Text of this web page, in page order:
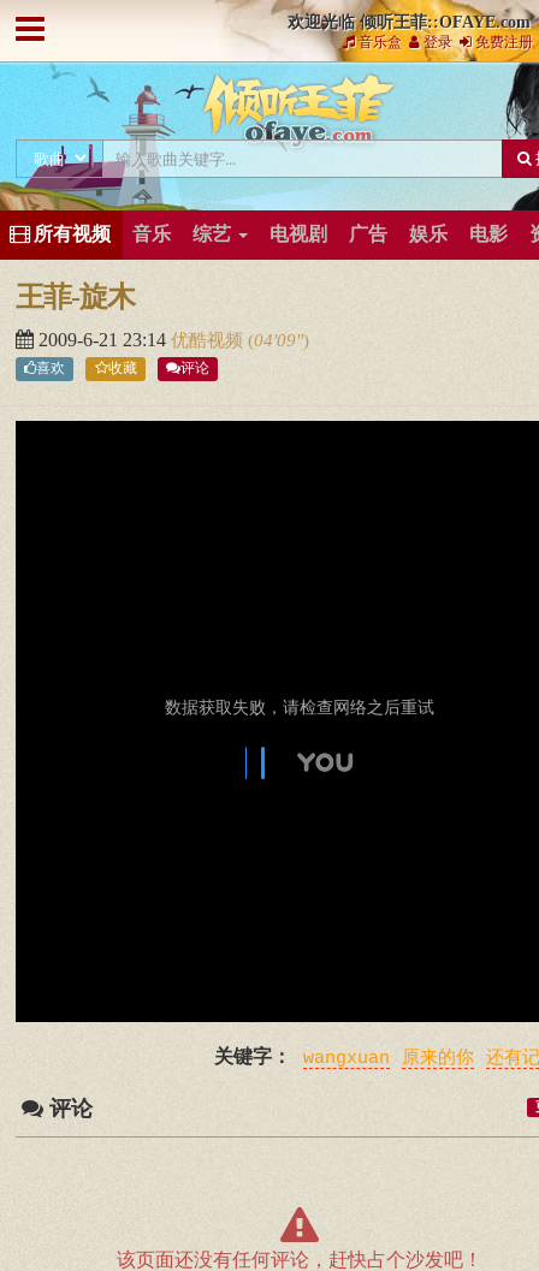
欢迎光临 倾听王菲::OFAYE.com
音乐盒 登录 免费注册
所有视频 音乐 综艺 电视剧 广告 娱乐 电影
王菲-旋木
2009-6-21 23:14 优酷视频 (04′09″)
喜欢 收藏 评论
数据获取失败，请检查网络之后重试
关键字： wangxuan 原来的你 还有
评论
该页面还没有任何评论，赶快占个沙发吧！